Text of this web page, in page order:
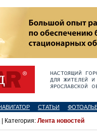
СТАТЬИ
| Категория: Лента новостей